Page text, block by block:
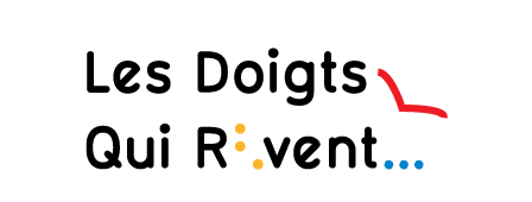
navigation
contenu